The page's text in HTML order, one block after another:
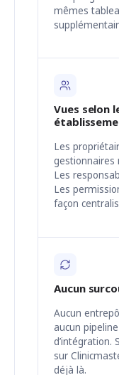
mêmes
Vues selon
Les
gestionnaires
Les
Les
façon
Aucun
Aucun
aucun
d’intégration.
sur
déjà là.